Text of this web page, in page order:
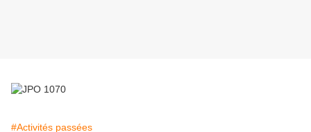
#Activités passées